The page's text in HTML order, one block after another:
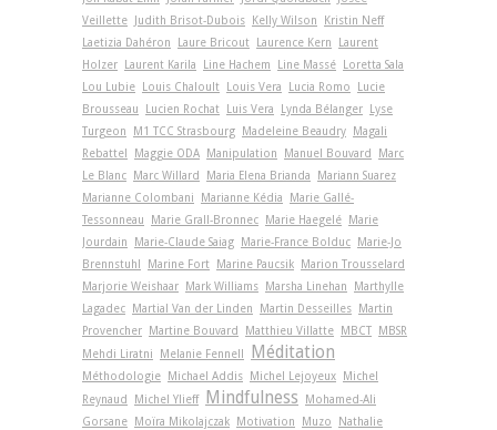
Veillette
Judith Brisot-Dubois Kelly Wilson
Kristin Neff
Laetizia Dahéron
Laure Bricout Laurence Kern
Laurent
Holzer
Laurent Karila Line Hachem Line Massé
Loretta Sala
Lou Lubie
Louis Chaloult Louis Vera Lucia Romo
Lucie
Brousseau
Lucien Rochat Luis Vera Lynda Bélanger
Lyse
Turgeon
M1 TCC Strasbourg Madeleine Beaudry
Magali
Rebattel
Maggie ODA Manipulation Manuel Bouvard
Marc
Le Blanc
Marc Willard Maria Elena Brianda
Mariann Suarez
Marianne Colombani
Marianne Kédia
Marie Gallé-
Tessonneau
Marie Grall-Bronnec Marie Haegelé
Marie
Jourdain
Marie-Claude Saiag Marie-France Bolduc
Marie-Jo
Brennstuhl
Marine Fort Marine Paucsik
Marion Trousselard
Marjorie Weishaar
Mark Williams Marsha Linehan
Marthylle
Lagadec
Martial Van der Linden Martin Desseilles
Martin
Provencher
Martine Bouvard Matthieu Villatte MBCT
MBSR
Mehdi Liratni
Melanie Fennell Méditation
Méthodologie Michael Addis Michel Lejoyeux
Michel
Reynaud
Michel Ylieff Mindfulness
Mohamed-Ali
Gorsane
Moïra Mikolajczak Motivation Muzo
Nathalie